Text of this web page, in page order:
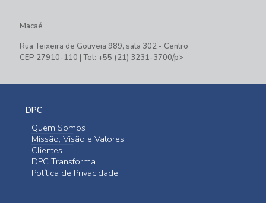
Macaé
Rua Teixeira de Gouveia 989, sala 302 - Centro
CEP 27910-110 | Tel: +55 (21) 3231-3700/p>
DPC
Quem Somos
Missão, Visão e Valores
Clientes
DPC Transforma
Política de Privacidade